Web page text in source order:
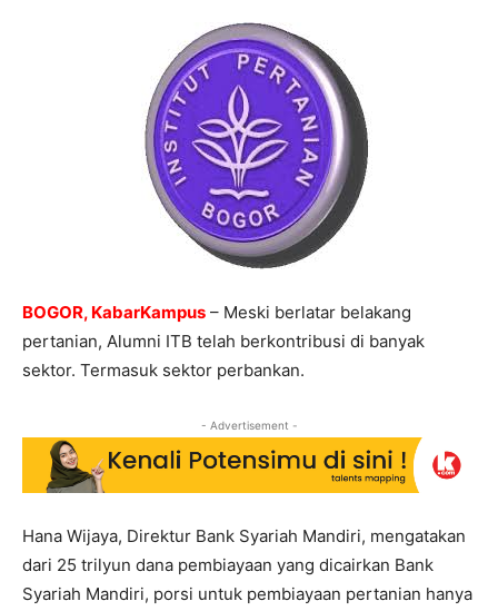
BOGOR, KabarKampus – Meski berlatar belakang
pertanian, Alumni ITB telah berkontribusi di banyak
sektor. Termasuk sektor perbankan.
- Advertisement -
Hana Wijaya, Direktur Bank Syariah Mandiri, mengatakan
dari 25 trilyun dana pembiayaan yang dicairkan Bank
Syariah Mandiri, porsi untuk pembiayaan pertanian hanya